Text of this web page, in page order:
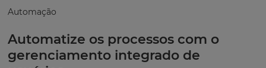
Automação
Automatize os processos com o
gerenciamento integrado de